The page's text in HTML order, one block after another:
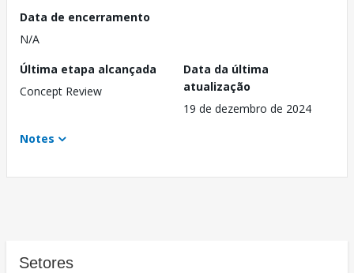
Data de encerramento
N/A
Última etapa alcançada
Concept Review
Data da última
atualização
19 de dezembro de 2024
Notes
Setores